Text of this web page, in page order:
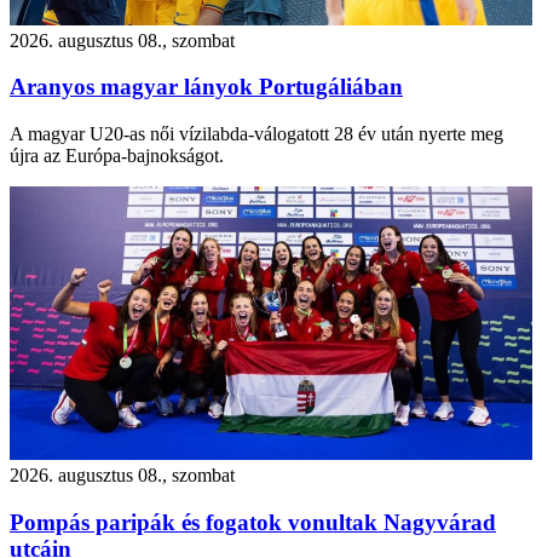
2026. augusztus 08., szombat
Aranyos magyar lányok Portugáliában
A magyar U20-as női vízilabda-válogatott 28 év után nyerte meg
újra az Európa-bajnokságot.
2026. augusztus 08., szombat
Pompás paripák és fogatok vonultak Nagyvárad
utcáin